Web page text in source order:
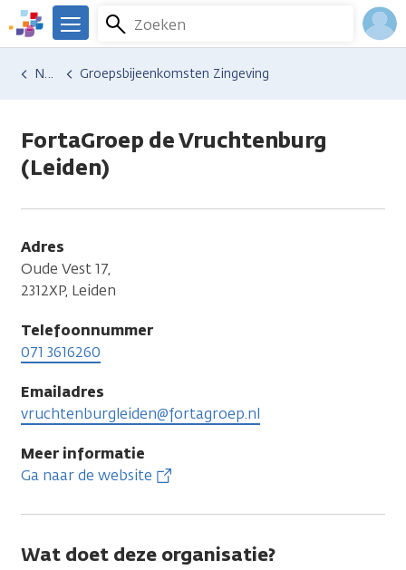
Overslaan
en
naar
We
er
Kanker.nl
Zoeken
Menu
Hulp en ondersteuning
Vind hulp bij kanker
Relaties en gezin
Naasten Groepsbijeenkomsten Zingeving
FortaGroep de Vruchtenburg
(Leiden)
Adres
Oude Vest 17,
2312XP, Leiden
Telefoonnummer
071 3616260
Emailadres
vruchtenburgleiden@fortagroep.nl
Meer informatie
Ga naar de website
Wat doet deze organisatie?